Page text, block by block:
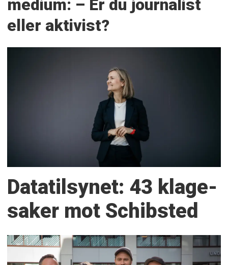
medium: – Er du journalist
eller aktivist?
Datatilsynet: 43 klage­
saker mot Schibsted